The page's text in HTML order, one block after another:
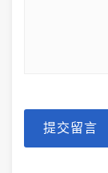
提交留言